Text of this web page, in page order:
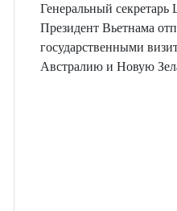
Генеральный
Президент Вьетнама
государственными
Австралию и Новую